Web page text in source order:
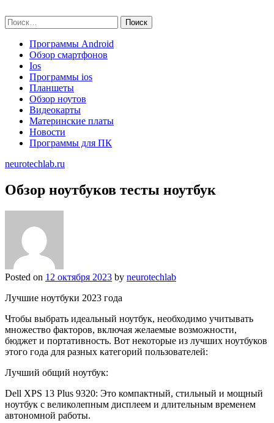
to
content
Найти:
Программы Android
Обзор смартфонов
Ios
Программы ios
Планшеты
Обзор ноутов
Видеокарты
Материнские платы
Новости
Программы для ПК
neurotechlab.ru
Обзор ноутбуков тесты ноутбук
Posted on 12 октября 2023 by neurotechlab
Лучшие ноутбуки 2023 года
Чтобы выбрать идеальный ноутбук, необходимо учитывать
множество факторов, включая желаемые возможности,
бюджет и портативность. Вот некоторые из лучших ноутбуков
этого года для разных категорий пользователей:
Лучший общий ноутбук:
Dell XPS 13 Plus 9320: Это компактный, стильный и мощный
ноутбук с великолепным дисплеем и длительным временем
автономной работы.